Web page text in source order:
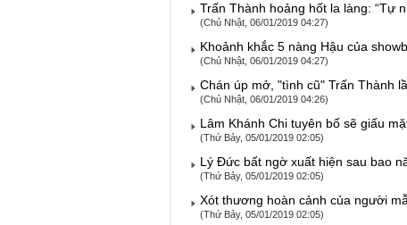
Trấn Thành hoảng hốt la làng: “Tự
(Chủ Nhật, 06/01/2019 04:27)
Khoảnh khắc 5 nàng Hậu của
(Chủ Nhật, 06/01/2019 04:27)
Chán úp mở, "tình cũ" Trấn Thành
(Chủ Nhật, 06/01/2019 04:26)
Lâm Khánh Chi tuyên bố sẽ giấu
(Thứ Bảy, 05/01/2019 02:05)
Lý Đức bất ngờ xuất hiện sau bao
(Thứ Bảy, 05/01/2019 02:05)
Xót thương hoàn cảnh của người
(Thứ Bảy, 05/01/2019 02:05)